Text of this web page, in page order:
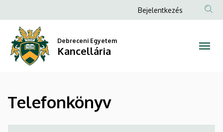
Kancellária
a
tartalomra
Anonim
Bejelentkezés
Debreceni Egyetem
Kancellária
Telefonkönyv